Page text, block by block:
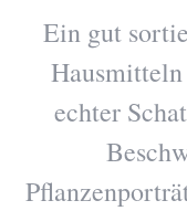
Ein gut
echter